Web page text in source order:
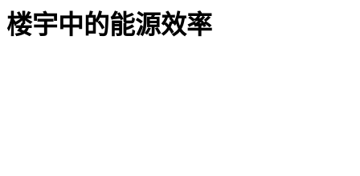
楼宇中的能源效率